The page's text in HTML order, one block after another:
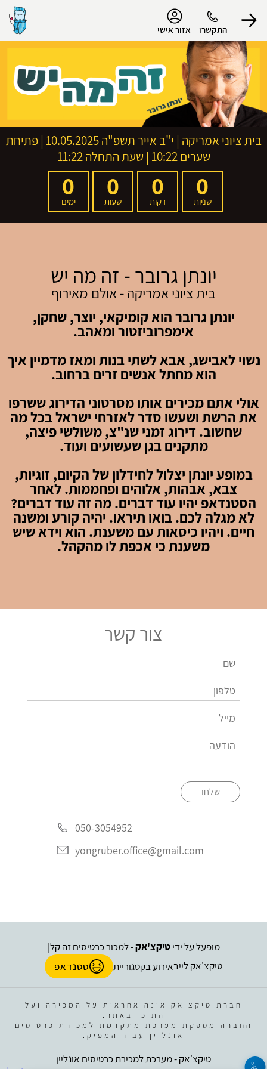
התקשרו אזור אישי
הפרופיל שלי
בית ציוני אמריקה | י"ב אייר תשפ"ה
10.05.2025 | פתיחת
שערים 10:22 | שעת התחלה 11:22
0
שניות
0
דקות
0
שעות
0
ימים
יונתן גרובר - זה מה יש
בית ציוני אמריקה - אולם מאירוף
יונתן גרובר הוא קומיקאי, יוצר, שחקן,
אימפרוביזטור ומאהב.
נשוי לאבישג, אבא לשתי בנות ומאז מדמיין איך
הוא מחתל אנשים זרים ברחוב.
אולי אתם מכירים אותו מסרטוני הדירוג ששרפו
את הרשת ושעשו סדר לאזרחי ישראל בכל מה
שחשוב. דירוג זמני שנ"צ, משולשי פיצה,
מתקנים בגן שעשועים ועוד.
במופע יונתן יצלול לחידלון של הקיום, זוגיות,
צבא, אבהות, אלוהים ופחממות. לאחר
הסטנדאפ יהיו עוד דברים. מה זה עוד דברים?
לא מגלה לכם. בואו תיראו. יהיה קורע ומשנה
חיים. ויהיו כיסאות עם משענת. הוא וידא שיש
משענת כי אכפת לו מהקהל.
צור קשר
שלחו
050-3054952
yongruber.office@gmail.com
מופעל על ידיטיקצ'אק- למכור כרטיסים זה קל
טיקצ'אק לייבאירוע בקטגוריית סטנדאפ
חברת טיקצ'אק אינה אחראית על המכירה ועל
התוכן באתר.
החברה מספקת מערכת מתקדמת למכירת כרטיסים
אונליין עבור המפיק.
טיקצ'אק - מערכת למכירת כרטיסים אונליין